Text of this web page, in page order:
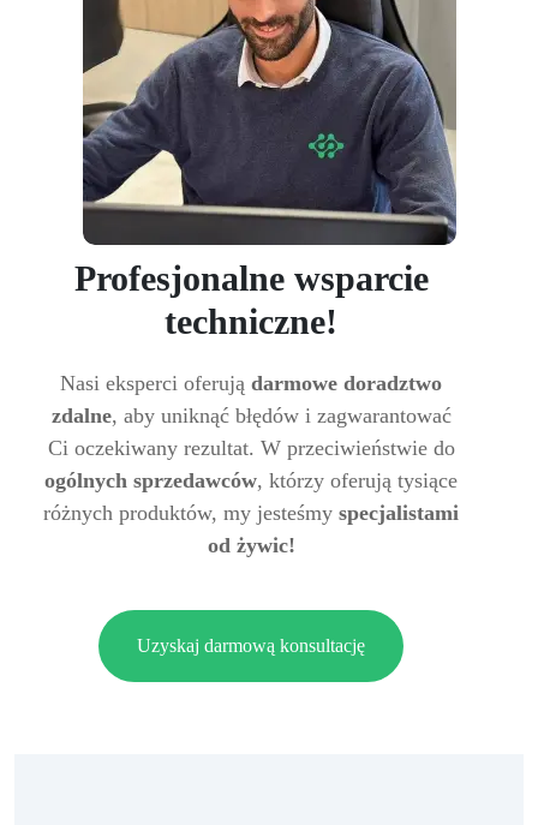
Profesjonalne wsparcie
techniczne!
Nasi eksperci oferują darmowe doradztwo
zdalne, aby uniknąć błędów i zagwarantować
Ci oczekiwany rezultat. W przeciwieństwie do
ogólnych sprzedawców, którzy oferują tysiące
różnych produktów, my jesteśmy specjalistami
od żywic!
Uzyskaj darmową konsultację